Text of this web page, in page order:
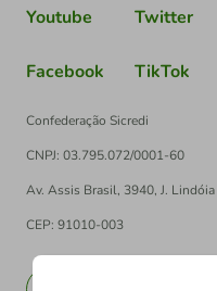
Youtube Twitter
Facebook TikTok
Confederação Sicredi
CNPJ: 03.795.072/0001-60
Av. Assis Brasil, 3940, J.
CEP: 91010-003